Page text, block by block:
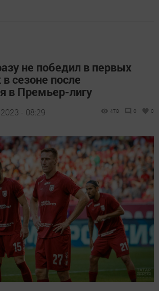
не победил в первых
сезоне после
в Премьер-лигу
- 08:29 478 0 0